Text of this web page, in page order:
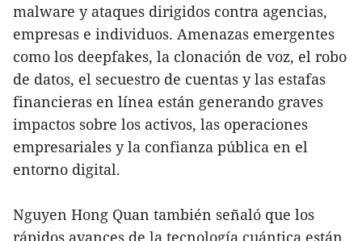
malware y ataques dirigidos contra agencias,
empresas e individuos. Amenazas emergentes
como los deepfakes, la clonación de voz, el robo
de datos, el secuestro de cuentas y las estafas
financieras en línea están generando graves
impactos sobre los activos, las operaciones
empresariales y la confianza pública en el
entorno digital.
Nguyen Hong Quan también señaló que los
rápidos avances de la tecnología cuántica están